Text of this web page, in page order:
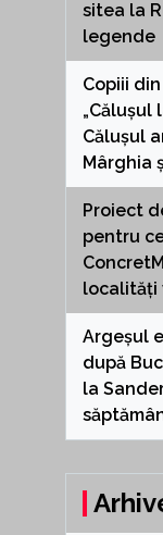
sitea la
legende
Copiii
„Călușul
Călușul
Mârghia
Proiect
pentru
localități
Argeșul
după
la